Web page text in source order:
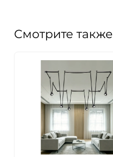
Смотрите также